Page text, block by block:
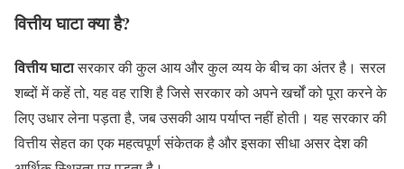
वित्तीय घाटा क्या है?
वित्तीय घाटासरकार की कुल आय और कुल व्यय के बीच का अंतर है। सरल
शब्दों में कहें तो, यह वह राशि है जिसे सरकार को अपने खर्चों को पूरा करने के
लिए उधार लेना पड़ता है, जब उसकी आय पर्याप्त नहीं होती। यह सरकार की
वित्तीय सेहत का एक महत्वपूर्ण संकेतक है और इसका सीधा असर देश की